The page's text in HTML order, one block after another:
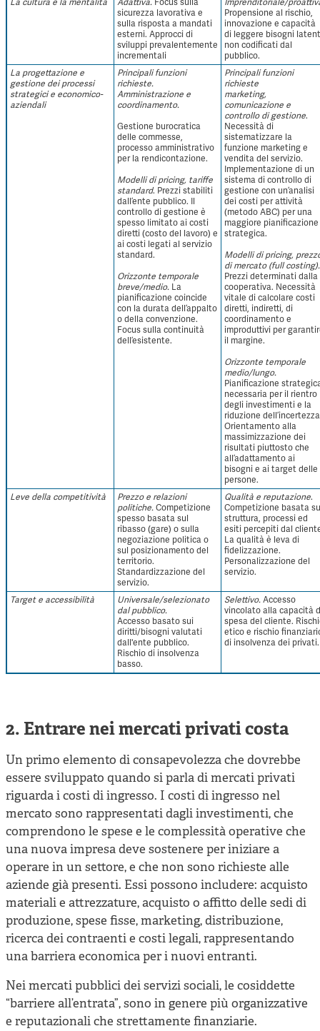
La cultura e la mentalità Adattiva. Focus sulla
sicurezza lavorativa e
sulla risposta a mandati
esterni. Approcci di
sviluppi prevalentemente
incrementali
Imprenditoriale/
Propensione al rischio,
innovazione e capacità
di leggere bisogni
non codificati dal
pubblico.
La progettazione e
gestione dei processi
strategici e economico-
aziendali
Principali funzioni
richieste.
Amministrazione e
coordinamento.
Gestione burocratica
delle commesse,
processo amministrativo
per la rendicontazione.
Modelli di pricing, tariffe
standard. Prezzi stabiliti
dall’ente pubblico. Il
controllo di gestione è
spesso limitato ai costi
diretti (costo del lavoro) e
ai costi legati al servizio
standard.
Orizzonte temporale
breve/medio. La
pianificazione coincide
con la durata dell’appalto
o della convenzione.
Focus sulla continuità
dell’esistente.
Principali funzioni
richieste
marketing,
comunicazione e
controllo di gestione.
Necessità di
sistematizzare la
funzione marketing e
vendita del servizio.
Implementazione di un
sistema di controllo di
gestione con un’analisi
dei costi per attività
(metodo ABC) per una
maggiore pianificazione
strategica.
Modelli di pricing,
di mercato (full costing).
Prezzi determinati dalla
cooperativa. Necessità
vitale di calcolare costi
diretti, indiretti, di
coordinamento e
improduttivi per
il margine.
Orizzonte temporale
medio/lungo.
Pianificazione
necessaria per il rientro
degli investimenti e la
riduzione
Orientamento alla
massimizzazione dei
risultati piuttosto che
all’adattamento ai
bisogni e ai target delle
persone.
Leve della competitività
Prezzo e relazioni
politiche. Competizione
spesso basata sul
ribasso (gare) o sulla
negoziazione politica o
sul posizionamento del
territorio.
Standardizzazione del
servizio.
Qualità e reputazione.
Competizione basata su
struttura, processi ed
esiti percepiti dal
La qualità è leva di
fidelizzazione.
Personalizzazione del
servizio.
Target e accessibilità
Universale/selezionato
dal pubblico.
Accesso basato sui
diritti/bisogni valutati
dall'ente pubblico.
Rischio di insolvenza
basso.
Selettivo. Accesso
vincolato alla capacità
spesa del cliente.
etico e rischio
di insolvenza dei privati.
2. Entrare nei mercati privati costa
Un primo elemento di consapevolezza che dovrebbe
essere sviluppato quando si parla di mercati privati
riguarda i costi di ingresso. I costi di ingresso nel
mercato sono rappresentati dagli investimenti, che
comprendono le spese e le complessità operative che
una nuova impresa deve sostenere per iniziare a
operare in un settore, e che non sono richieste alle
aziende già presenti. Essi possono includere: acquisto
materiali e attrezzature, acquisto o affitto delle sedi di
produzione, spese fisse, marketing, distribuzione,
ricerca dei contraenti e costi legali, rappresentando
una barriera economica per i nuovi entranti.
Nei mercati pubblici dei servizi sociali, le cosiddette
“barriere all’entrata”, sono in genere più organizzative
e reputazionali che strettamente finanziarie.